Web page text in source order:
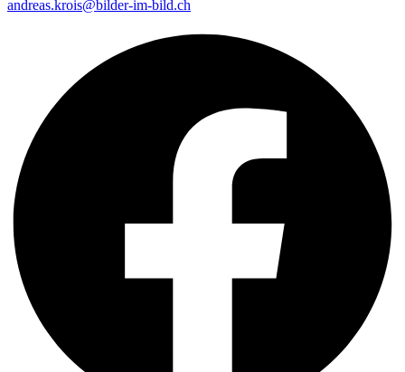
andreas.krois@bilder-im-bild.ch